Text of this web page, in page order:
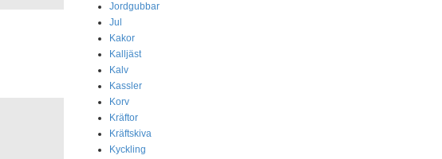
Jordgubbar
Jul
Kakor
Kalljäst
Kalv
Kassler
Korv
Kräftor
Kräftskiva
Kyckling